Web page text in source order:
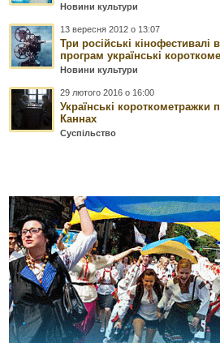
Новини культури
13 вересня 2012 о 13:07
Три російські кінофестивалі
програм українські
Новини культури
29 лютого 2016 о 16:00
Українські короткометражки
Каннах
Суспільство